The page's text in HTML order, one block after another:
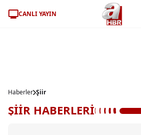
CANLI YAYIN
Haberler Şiir
ŞİİR HABERLERİ